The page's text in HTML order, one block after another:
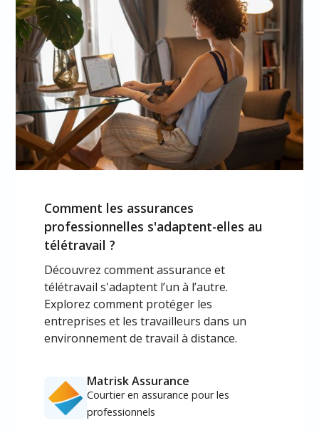
Comment les assurances
professionnelles s'adaptent-elles au
télétravail ?
Découvrez comment assurance et
télétravail s'adaptent l’un à l’autre.
Explorez comment protéger les
entreprises et les travailleurs dans un
environnement de travail à distance.
Matrisk Assurance
Courtier en assurance pour les
professionnels